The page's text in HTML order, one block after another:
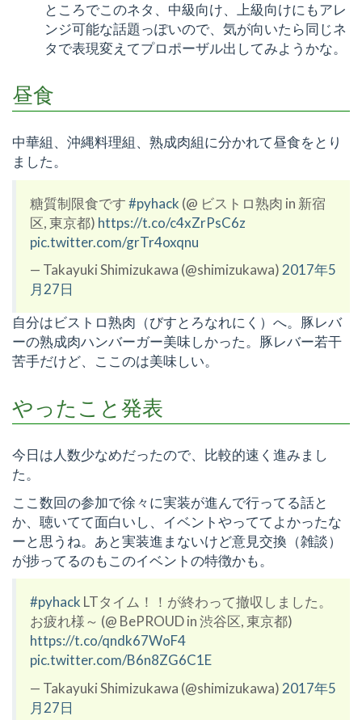
ところでこのネタ、中級向け、上級向けにもアレ
ンジ可能な話題っぽいので、気が向いたら同じネ
タで表現変えてプロポーザル出してみようかな。
昼食
中華組、沖縄料理組、熟成肉組に分かれて昼食をとり
ました。
糖質制限食です#pyhack (@ ビストロ熟肉 in 新宿
区, 東京都) https://t.co/c4xZrPsC6z
pic.twitter.com/grTr4oxqnu
— Takayuki Shimizukawa (@shimizukawa) 2017年5
月27日
自分はビストロ熟肉（びすとろなれにく）へ。豚レバ
ーの熟成肉ハンバーガー美味しかった。豚レバー若干
苦手だけど、ここのは美味しい。
やったこと発表
今日は人数少なめだったので、比較的速く進みまし
た。
ここ数回の参加で徐々に実装が進んで行ってる話と
か、聴いてて面白いし、イベントやっててよかったな
ーと思うね。あと実装進まないけど意見交換（雑談）
が捗ってるのもこのイベントの特徴かも。
#pyhack LTタイム！！が終わって撤収しました。
お疲れ様～ (@ BePROUD in 渋谷区, 東京都)
https://t.co/qndk67WoF4
pic.twitter.com/B6n8ZG6C1E
— Takayuki Shimizukawa (@shimizukawa) 2017年5
月27日